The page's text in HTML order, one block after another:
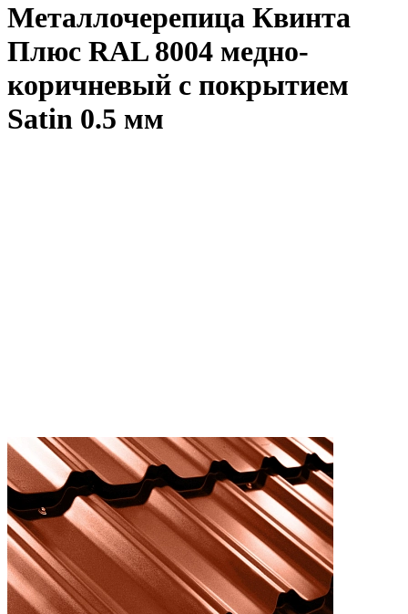
Металлочерепица Квинта
Плюс RAL 8004 медно-
коричневый с покрытием
Satin 0.5 мм